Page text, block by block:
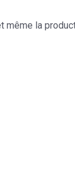
la